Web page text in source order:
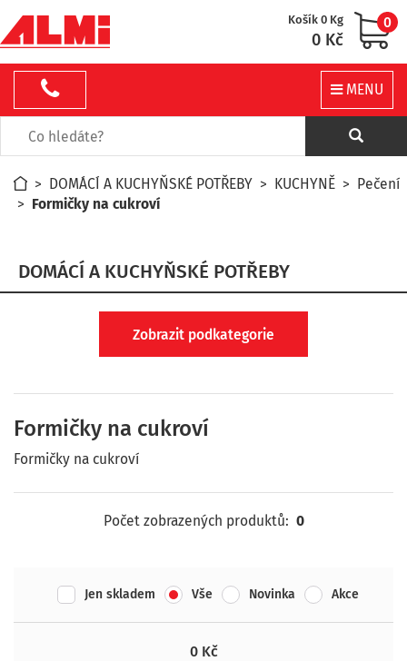
Košík 0 Kg
0 Kč
0
MENU
> DOMÁCÍ A KUCHYŇSKÉ POTŘEBY > KUCHYNĚ > Pečení
> Formičky na cukroví
DOMÁCÍ A KUCHYŇSKÉ POTŘEBY
Zobrazit podkategorie
Formičky na cukroví
Formičky na cukroví
Počet zobrazených produktů: 0
Jen skladem Vše Novinka Akce
0 Kč